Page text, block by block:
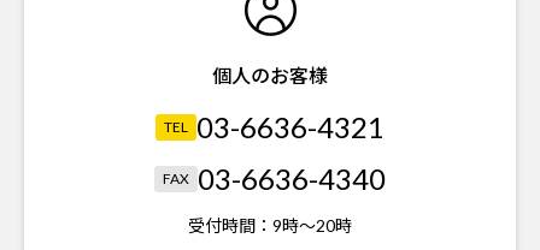
個人のお客様
TEL 03-6636-4321
FAX 03-6636-4340
受付時間： 9時～20時